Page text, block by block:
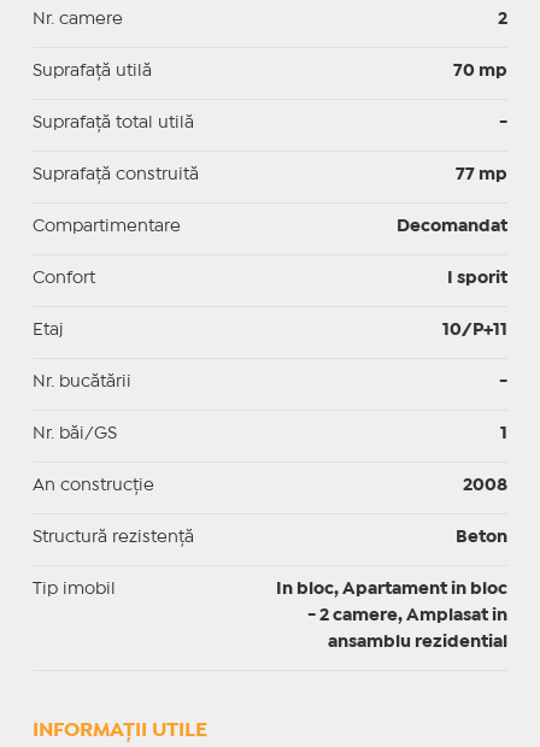
Nr. camere 2
Suprafaţă utilă 70 mp
Suprafaţă total utilă -
Suprafaţă construită 77 mp
Compartimentare Decomandat
Confort I sporit
Etaj 10/P+11
Nr. bucătării -
Nr. băi/GS 1
An construcție 2008
Structură rezistență Beton
Tip imobil
In bloc, Apartament in bloc
- 2 camere, Amplasat in
ansamblu rezidential
INFORMAŢII UTILE